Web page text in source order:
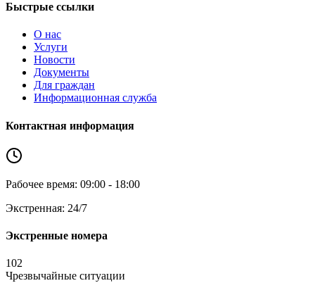
Быстрые ссылки
О нас
Услуги
Новости
Документы
Для граждан
Информационная служба
Контактная информация
Рабочее время: 09:00 - 18:00
Экстренная: 24/7
Экстренные номера
102
Чрезвычайные ситуации